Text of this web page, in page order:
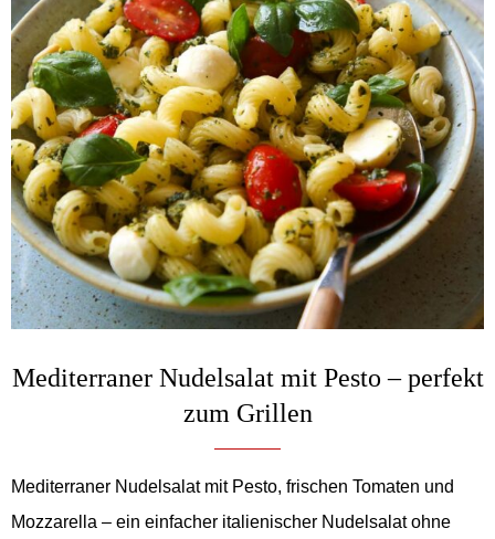
Mediterraner Nudelsalat mit Pesto – perfekt
zum Grillen
Mediterraner Nudelsalat mit Pesto, frischen Tomaten und
Mozzarella – ein einfacher italienischer Nudelsalat ohne